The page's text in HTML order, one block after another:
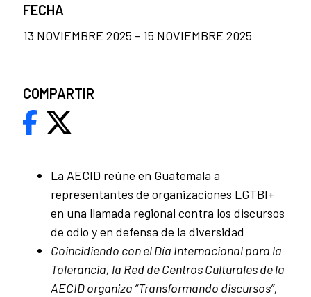
La AECID reúne en Guatemala a
representantes de organizaciones LGTBI+
en una llamada regional contra los discursos
de odio y en defensa de la diversidad
Coincidiendo con el Día Internacional para la
Tolerancia, la Red de Centros Culturales de la
AECID organiza “Transformando discursos”,
FECHA
13 NOVIEMBRE 2025 - 15 NOVIEMBRE 2025
COMPARTIR